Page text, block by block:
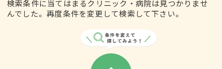
検索条件に当てはまるクリニック・病院は見つかりませ
んでした。再度条件を変更して検索して下さい。